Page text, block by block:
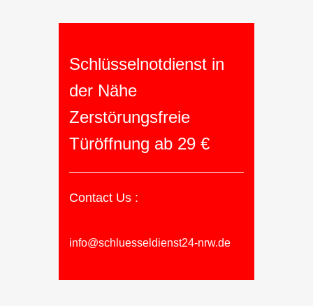
Schlüsselnotdienst in
der Nähe
Zerstörungsfreie
Türöffnung ab 29 €
Contact Us :
info@schluesseldienst24-nrw.de